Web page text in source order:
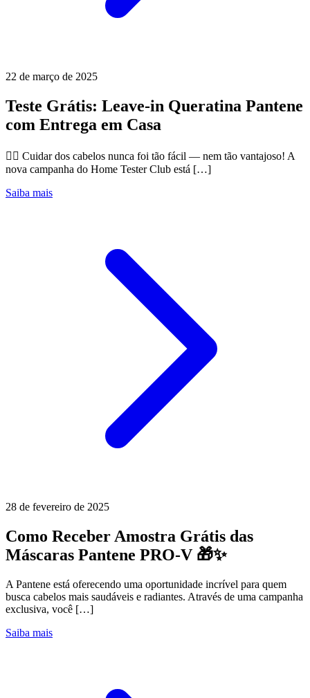
22 de março de 2025
Teste Grátis: Leave-in Queratina Pantene
com Entrega em Casa
💆‍♀️ Cuidar dos cabelos nunca foi tão fácil — nem tão vantajoso! A
nova campanha do Home Tester Club está […]
Saiba mais
28 de fevereiro de 2025
Como Receber Amostra Grátis das
Máscaras Pantene PRO-V 🎁✨
A Pantene está oferecendo uma oportunidade incrível para quem
busca cabelos mais saudáveis e radiantes. Através de uma campanha
exclusiva, você […]
Saiba mais